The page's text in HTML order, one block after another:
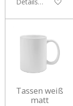
Tassen weiß
matt